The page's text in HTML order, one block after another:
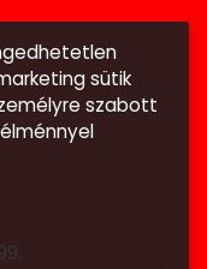
sütik
szabott